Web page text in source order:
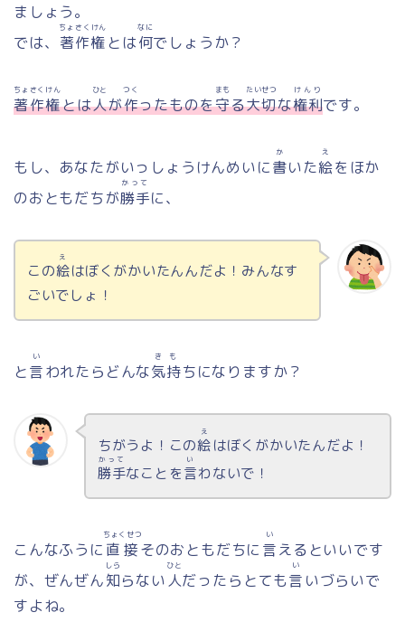
ましょう。
では、 著作権
ちょさくけん
とは何
なに
でしょうか？
著作権
ちょさくけん
とは人
ひと
が作
つく
ったものを守
まも
る大切
たいせつ
な権利
けんり
です。
もし、あなたがいっしょうけんめいに書
か
いた絵
え
をほか
のおともだちが勝手
かって
に、
この絵
え
はぼくがかいたんんだよ！みんなす
ごいでしょ！
と言
い
われたらどんな気持
きも
ちになりますか？
ちがうよ！この絵
え
はぼくがかいたんだよ！
勝手
かって
なことを言
い
わないで！
こんなふうに 直接
ちょくせつ
そのおともだちに 言
い
えるといいです
が、ぜんぜん知
しら
らない人
ひと
だったらとても言
い
いづらいで
すよね。